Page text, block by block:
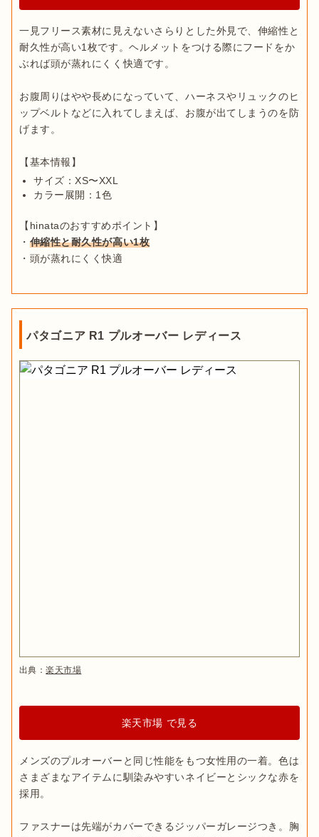
一見フリース素材に見えないさらりとした外見で、伸縮性と
耐久性が高い1枚です。ヘルメットをつける際にフードをか
ぶれば頭が蒸れにくく快適です。
お腹周りはやや長めになっていて、ハーネスやリュックのヒ
ップベルトなどに入れてしまえば、お腹が出てしまうのを防
げます。
サイズ：XS〜XXL
カラー展開：1色
【hinataのおすすめポイント】
・ 伸縮性と耐久性が高い1枚
・頭が蒸れにくく快適
パタゴニア R1 プルオーバー レディース
出典：楽天市場
楽天市場 で見る
メンズのプルオーバーと同じ性能をもつ女性用の一着。色は
さまざまなアイテムに馴染みやすいネイビーとシックな赤を
採用。
ファスナーは先端がカバーできるジッパーガレージつき。胸